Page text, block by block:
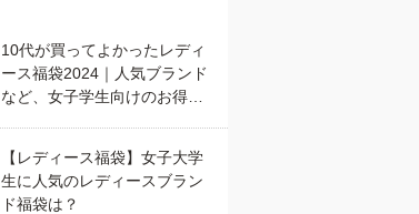
10代が買ってよかったレディ
ース福袋2024｜人気ブランド
など、女子学生向けのお得な
【レディース福袋】女子大学
生に人気のレディースブラン
ド福袋は？